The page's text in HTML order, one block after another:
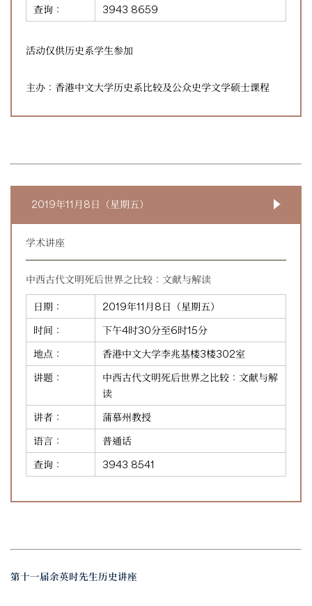
查询：
3943 8659
活动仅供历史系学生参加
主办：香港中文大学历史系比较及公众史学文学硕士课程
2019年11月8日（星期五）
学术讲座
中西古代文明死后世界之比较：文献与解读
日期：
2019年11月8日（星期五）
时间：
下午4时30分至6时15分
地点：
香港中文大学李兆基楼3楼302室
讲题：
中西古代文明死后世界之比较：文献与解
读
讲者：
蒲慕州教授
语言：
普通话
查询：
3943 8541
第十一届余英时先生历史讲座